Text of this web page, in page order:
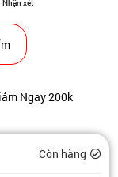
Nhận xét
Ngay 200k
Còn hàng